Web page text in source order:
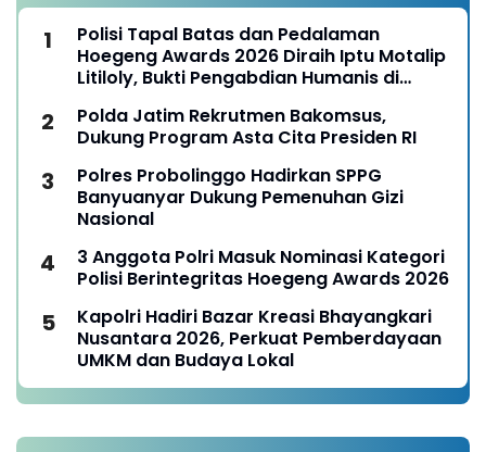
Polisi Tapal Batas dan Pedalaman
Hoegeng Awards 2026 Diraih Iptu Motalip
Litiloly, Bukti Pengabdian Humanis di
Polda Jatim Rekrutmen Bakomsus,
Dukung Program Asta Cita Presiden RI
Polres Probolinggo Hadirkan SPPG
Banyuanyar Dukung Pemenuhan Gizi
Nasional
3 Anggota Polri Masuk Nominasi Kategori
Polisi Berintegritas Hoegeng Awards 2026
Kapolri Hadiri Bazar Kreasi Bhayangkari
Nusantara 2026, Perkuat Pemberdayaan
UMKM dan Budaya Lokal